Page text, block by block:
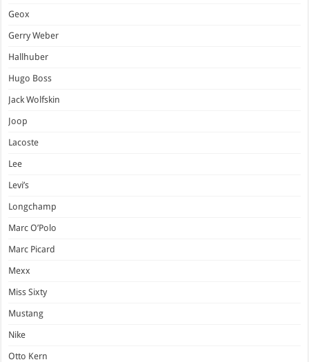
Geox
Gerry Weber
Hallhuber
Hugo Boss
Jack Wolfskin
Joop
Lacoste
Lee
Levi’s
Longchamp
Marc O’Polo
Marc Picard
Mexx
Miss Sixty
Mustang
Nike
Otto Kern